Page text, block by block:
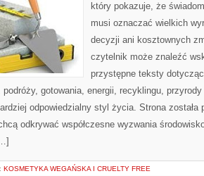
który pokazuje, że
musi oznaczać wielkich
decyzji ani kosztownych
czytelnik może znaleźć
przystępne teksty
podróży, gotowania, energii, recyklingu,
odpowiedzialny styl życia. Strona została
odkrywać współczesne wyzwania
KOSMETYKA WEGAŃSKA I CRUELTY FREE